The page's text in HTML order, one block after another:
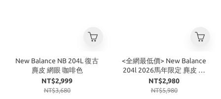
New Balance NB 204L 復古
麂皮 網眼 咖啡色
NT$2,999
NT$3,680
<全網最低價> New Balance
204l 2026馬年限定 麂皮 摩
卡咖啡
NT$2,980
NT$5,980